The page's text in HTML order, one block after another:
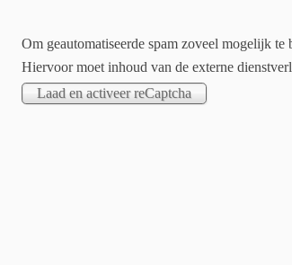
Om geautomatiseerde spam zoveel mogelijk
Hiervoor moet inhoud van de externe